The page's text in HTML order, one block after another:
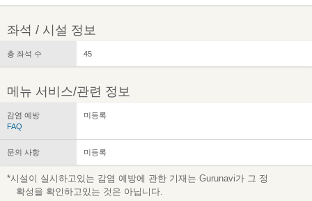
좌석 / 시설 정보
총 좌석 수 45
메뉴 서비스/관련 정보
감염 예방
FAQ
미등록
문의 사항 미등록
*시설이 실시하고있는 감염 예방에 관한 기재는 Gurunavi가 그 정
확성을 확인하고있는 것은 아닙니다.